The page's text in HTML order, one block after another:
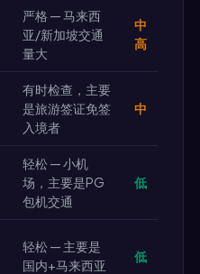
严格 — 马来西
亚/新加坡交通
量大
中
高
有时检查，主要
是旅游签证免签
入境者
中
轻松 — 小机
场，主要是PG
包机交通
低
轻松 — 主要是
国内+马来西亚
低